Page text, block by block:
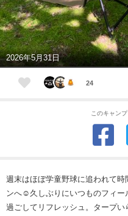
2026年5月31日
24
このキャン
週末はほぼ学童野球に追われて
ンへ☺️久しぶりにいつものフィー
過ごしてリフレッシュ。タープ